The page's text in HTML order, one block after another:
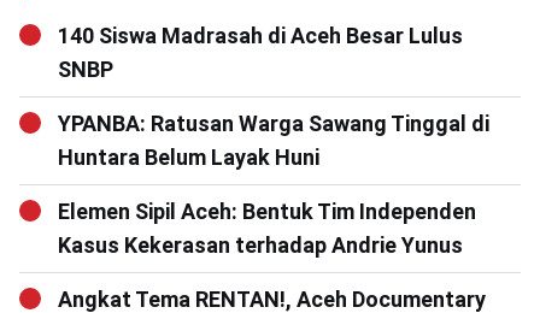
140 Siswa Madrasah di Aceh Besar Lulus
SNBP
YPANBA: Ratusan Warga Sawang Tinggal di
Huntara Belum Layak Huni
Elemen Sipil Aceh: Bentuk Tim Independen
Kasus Kekerasan terhadap Andrie Yunus
Angkat Tema RENTAN!, Aceh Documentary